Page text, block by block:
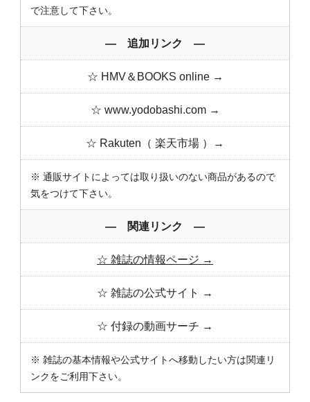
で注意して下さい。
― 追加リンク ―
☆ HMV＆BOOKS online →
☆ www.yodobashi.com →
☆ Rakuten（ 楽天市場 ）→
※ 通販サイトによっては取り扱いのない商品があるので
気をつけて下さい。
― 関連リンク ―
☆ 雑誌の情報ページ →
☆ 雑誌の公式サイト →
☆ 付録の動画サーチ →
※ 雑誌の基本情報や公式サイトへ移動したい方は関連リ
ンクをご利用下さい。